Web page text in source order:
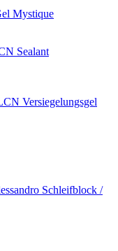
Mystique
Sealant
Versiegelungsgel
Schleifblock /